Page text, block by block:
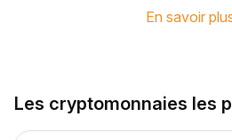
En savoir
Les cryptomonnaies les